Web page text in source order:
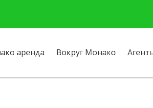
аренда Вокруг Монако